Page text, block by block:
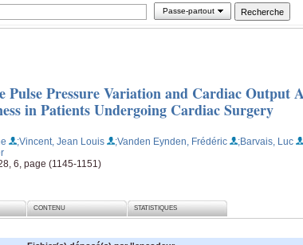
Passe-partout
Pulse Pressure Variation and Cardiac Output
in Patients Undergoing Cardiac Surgery
;Vincent, Jean Louis ;Vanden Eynden, Frédéric ;Barvais, Luc
6, page (1145-1151)
CONTENU STATISTIQUES